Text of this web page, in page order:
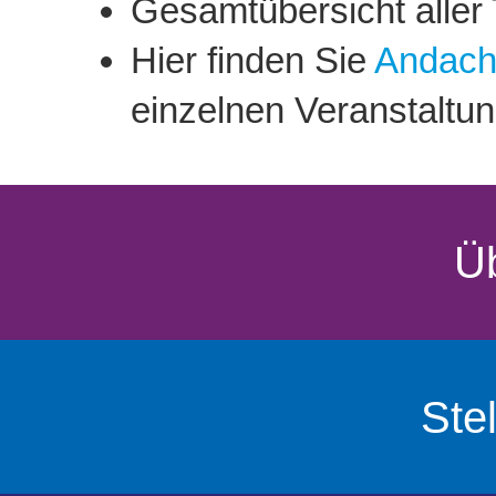
Gesamtübersicht
Hier finden Sie
einzelnen